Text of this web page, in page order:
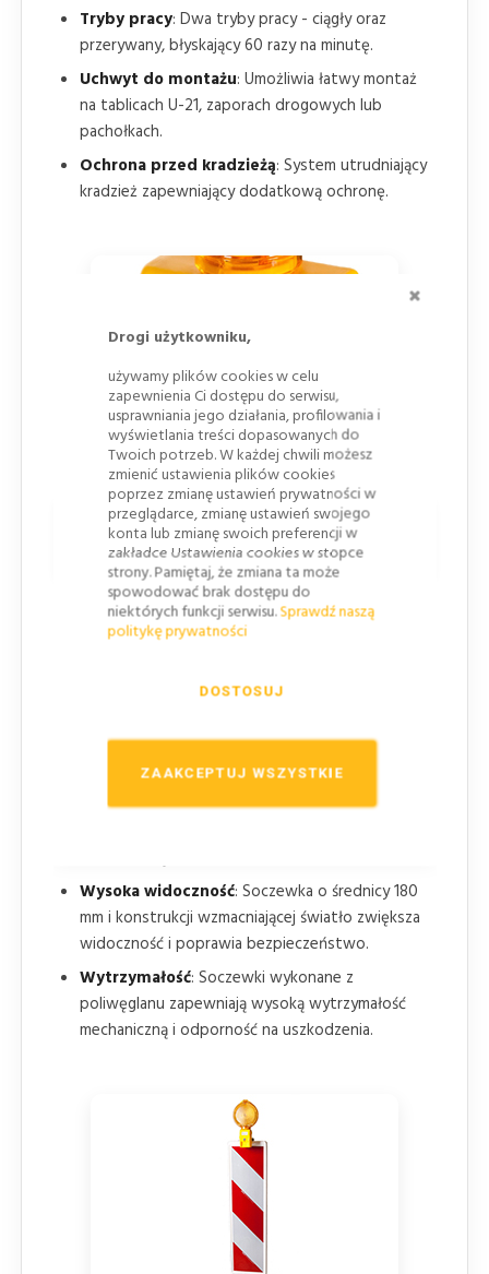
Drogi użytkowniku,
używamy plików cookies w celu
zapewnienia Ci dostępu do serwisu,
usprawniania jego działania, profilowania i
wyświetlania treści dopasowanych do
Twoich potrzeb. W każdej chwili możesz
zmienić ustawienia plików cookies
poprzez zmianę ustawień prywatności w
przeglądarce, zmianę ustawień swojego
konta lub zmianę swoich preferencji w
zakładce Ustawienia cookies w stopce
strony. Pamiętaj, że zmiana ta może
spowodować brak dostępu do
niektórych funkcji serwisu.Sprawdź naszą
politykę prywatności
ZAAKCEPTUJ WSZYSTKIE
DOSTOSUJ
Tryby pracy: Dwa tryby pracy - ciągły oraz
przerywany, błyskający 60 razy na minutę.
Uchwyt do montażu: Umożliwia łatwy montaż
na tablicach U-21, zaporach drogowych lub
pachołkach.
Ochrona przed kradzieżą: System utrudniający
kradzież zapewniający dodatkową ochronę.
Zalety dwubateryjnych lamp
zmierzchowych:
Długa żywotność na bateriach: Szacowany
czas pracy na bateriach wynosi do 713 godzin dla
Energooszczędność: Technologia LED pozwala
do tradycyjnych żarówek.
System informujący o wyczerpaniu baterii
przypadku niskiego stanu baterii lampa
Wysoka widoczność: Soczewka o średnicy 180
mm i konstrukcji wzmacniającej światło zwiększa
widoczność i poprawia bezpieczeństwo.
Wytrzymałość: Soczewki wykonane z
poliwęglanu zapewniają wysoką wytrzymałość
mechaniczną i odporność na uszkodzenia.